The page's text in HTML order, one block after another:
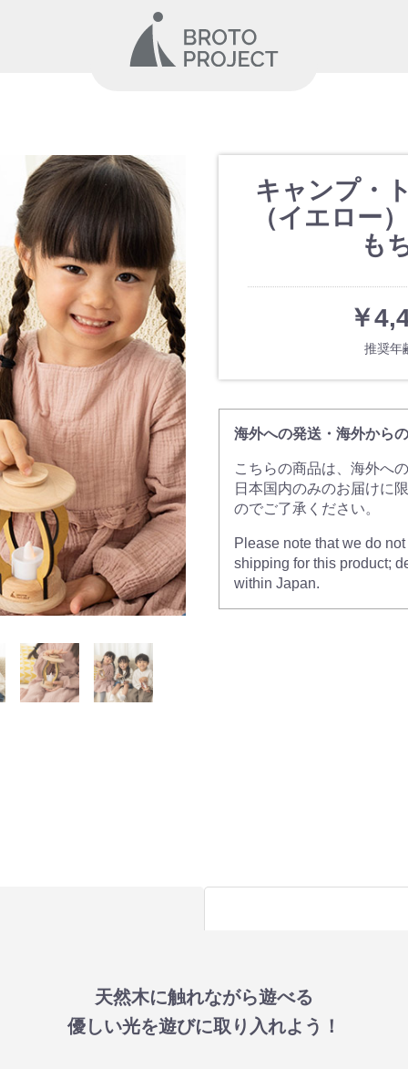
キャンプ・
（イエロー
も
￥
推奨年
海外への発送・海外から
こちらの商品は、海外へ
日本国内のみのお届けに
のでご了承ください。
Please note that we do
shipping for this product;
within Japan.
天然木に触れながら遊べる
優しい光を遊びに取り入れよう！